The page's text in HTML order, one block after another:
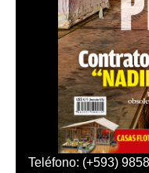
Teléfono: (+593)